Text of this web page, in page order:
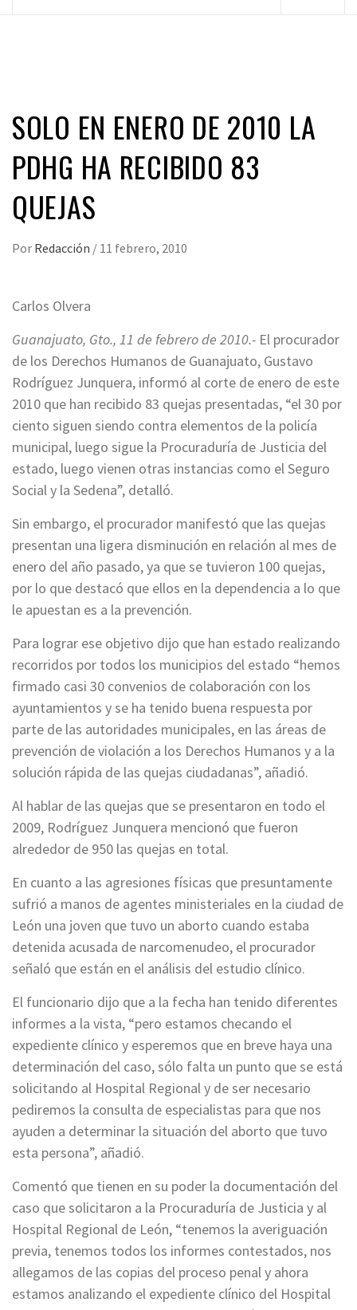
SOLO EN ENERO DE 2010 LA
PDHG HA RECIBIDO 83
QUEJAS
Por Redacción / 11 febrero, 2010
Carlos Olvera
Guanajuato, Gto., 11 de febrero de 2010.- El procurador
de los Derechos Humanos de Guanajuato, Gustavo
Rodríguez Junquera, informó al corte de enero de este
2010 que han recibido 83 quejas presentadas, “el 30 por
ciento siguen siendo contra elementos de la policía
municipal, luego sigue la Procuraduría de Justicia del
estado, luego vienen otras instancias como el Seguro
Social y la Sedena”, detalló.
Sin embargo, el procurador manifestó que las quejas
presentan una ligera disminución en relación al mes de
enero del año pasado, ya que se tuvieron 100 quejas,
por lo que destacó que ellos en la dependencia a lo que
le apuestan es a la prevención.
Para lograr ese objetivo dijo que han estado realizando
recorridos por todos los municipios del estado “hemos
firmado casi 30 convenios de colaboración con los
ayuntamientos y se ha tenido buena respuesta por
parte de las autoridades municipales, en las áreas de
prevención de violación a los Derechos Humanos y a la
solución rápida de las quejas ciudadanas”, añadió.
Al hablar de las quejas que se presentaron en todo el
2009, Rodríguez Junquera mencionó que fueron
alrededor de 950 las quejas en total.
En cuanto a las agresiones físicas que presuntamente
sufrió a manos de agentes ministeriales en la ciudad de
León una joven que tuvo un aborto cuando estaba
detenida acusada de narcomenudeo, el procurador
señaló que están en el análisis del estudio clínico.
El funcionario dijo que a la fecha han tenido diferentes
informes a la vista, “pero estamos checando el
expediente clínico y esperemos que en breve haya una
determinación del caso, sólo falta un punto que se está
solicitando al Hospital Regional y de ser necesario
pediremos la consulta de especialistas para que nos
ayuden a determinar la situación del aborto que tuvo
esta persona”, añadió.
Comentó que tienen en su poder la documentación del
caso que solicitaron a la Procuraduría de Justicia y al
Hospital Regional de León, “tenemos la averiguación
previa, tenemos todos los informes contestados, nos
allegamos de las copias del proceso penal y ahora
estamos analizando el expediente clínico del Hospital